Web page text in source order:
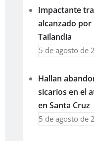
Impactante
alcanzado
Tailandia
5 de agosto de
Hallan
sicarios en el
en Santa Cruz
5 de agosto de